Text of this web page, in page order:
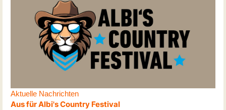
Aktuelle Nachrichten
Aus für Albi's Country Festival